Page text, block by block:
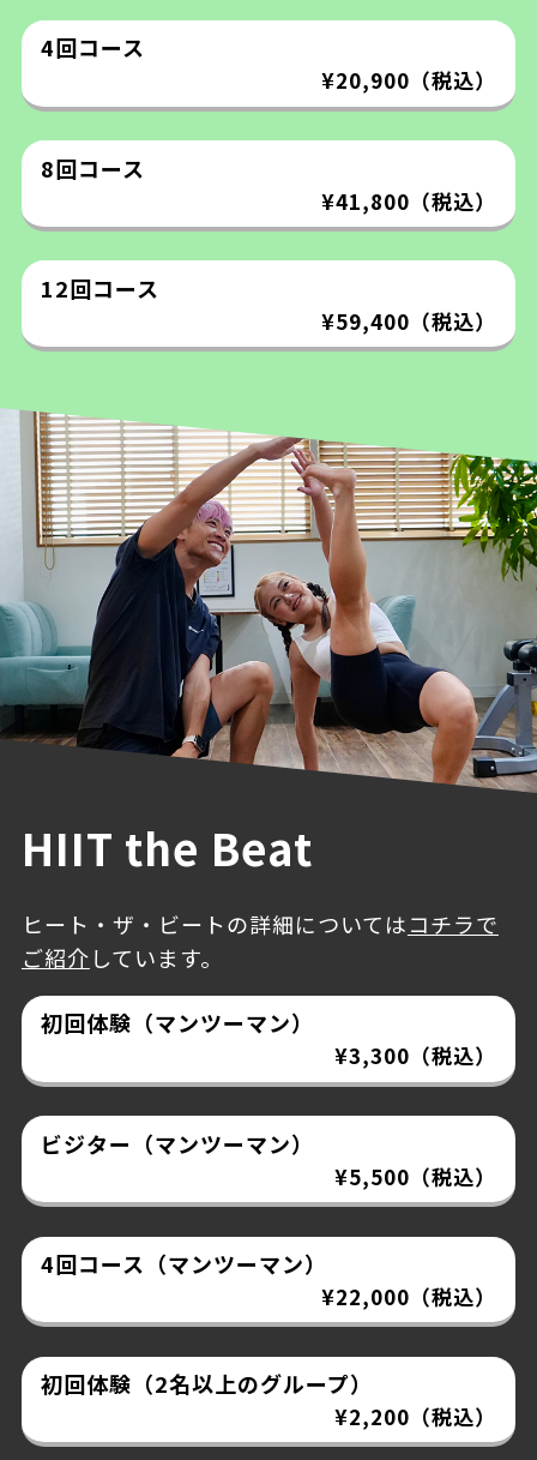
4回コース
¥20,900（税込）
8回コース
¥41,800（税込）
12回コース
¥59,400（税込）
HIIT the Beat
ヒート・ザ・ビートの詳細についてはコチラで
ご紹介しています。
初回体験（マンツーマン）
¥3,300（税込）
ビジター（マンツーマン）
¥5,500（税込）
4回コース（マンツーマン）
¥22,000（税込）
初回体験（2名以上のグループ）
¥2,200（税込）